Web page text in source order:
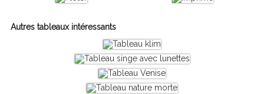
Autres tableaux intéressants